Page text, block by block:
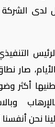
لدى
صار
أكثر
نحن